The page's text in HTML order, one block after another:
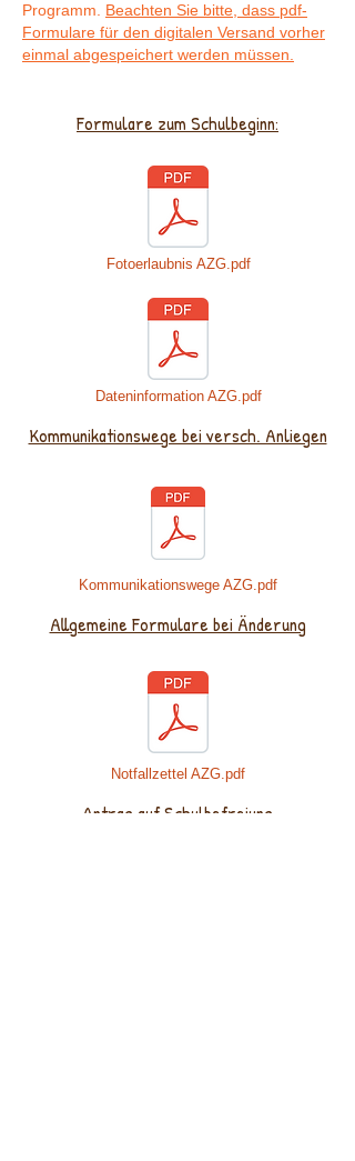
Programm. Beachten Sie bitte, dass pdf-
Formulare für den digitalen Versand vorher
einmal abgespeichert werden müssen.
Formulare zum Schulbeginn:
Fotoerlaubnis AZG.pdf
Dateninformation AZG.pdf
Kommunikationswege bei versch. Anliegen
Kommunikationswege AZG.pdf
Allgemeine Formulare bei Änderung
Notfallzettel AZG.pdf
Antrag auf Schulbefreiung